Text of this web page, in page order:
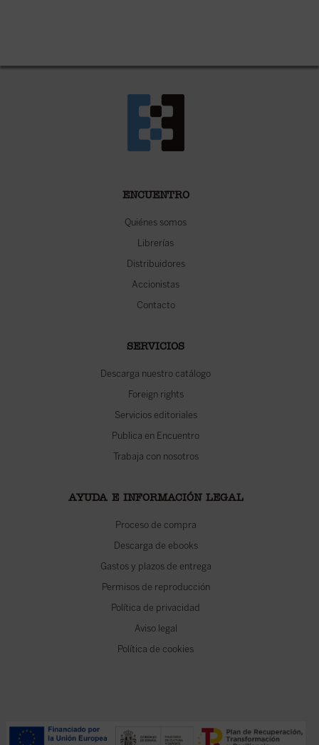
ENCUENTRO
Quiénes somos
Librerías
Distribuidores
Accionistas
Contacto
SERVICIOS
Descarga nuestro catálogo
Foreign rights
Servicios editoriales
Publica en Encuentro
Trabaja con nosotros
AYUDA E INFORMACIÓN LEGAL
Proceso de compra
Descarga de ebooks
Gastos y plazos de entrega
Permisos de reproducción
Política de privacidad
Aviso legal
Política de cookies